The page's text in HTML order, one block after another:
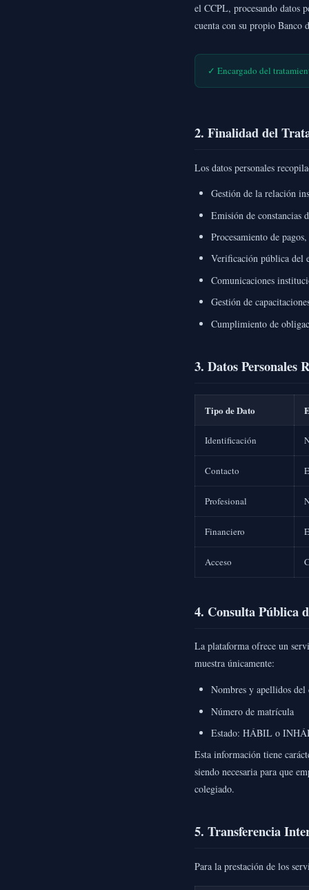
el CCPL, procesando datos
cuenta con su propio Banco
✓ Encargado del
2. Finalidad del
Los datos personales
Gestión de la relación
Emisión de constancias
Procesamiento de
Verificación pública del
Comunicaciones
Gestión de
Cumplimiento de
3. Datos Personales
Tipo de Dato
Identificación
Contacto
Profesional
Financiero
Acceso
4. Consulta Pública
La plataforma ofrece un
muestra únicamente:
Nombres y apellidos del
Número de matrícula
Estado: HÁBIL o
Esta información tiene
siendo necesaria para que
colegiado.
5. Transferencia
Para la prestación de los